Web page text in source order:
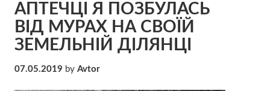
AПТЕЧЦІ Я ПОЗБУЛАСЬ
ВІД МУРАХ НА СВОЇЙ
ЗЕМЕЛЬНІЙ ДІЛЯНЦІ
07.05.2019 by Avtor